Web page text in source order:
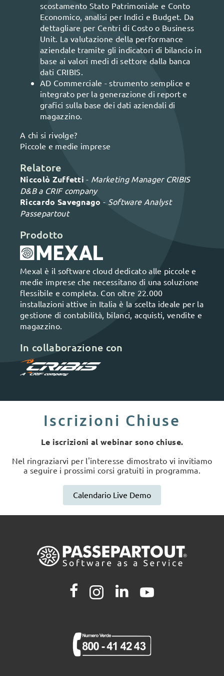
scostamento Stato Patrimoniale e Conto
Economico, analisi per Indici e Budget. Da
dettagliare per Centri di Costo o Business
Unit. La valutazione della performance
aziendale tramite gli indicatori di bilancio in
base ai valori medi di settore dalla banca
dati CRIBIS.
AD Commerciale - strumento semplice e
integrato per la generazione di report e
grafici sulla base dei dati aziendali di
magazzino.
A chi si rivolge?
Piccole e medie imprese
Relatore
Niccolò Zuffetti - Marketing Manager CRIBIS
D&B a CRIF company
Riccardo Savegnago - Software Analyst
Passepartout
Prodotto
Mexal è il software cloud dedicato alle piccole e
medie imprese che necessitano di una soluzione
flessibile e completa. Con oltre 22.000
installazioni attive in Italia è la scelta ideale per la
gestione di contabilità, bilanci, acquisti, vendite e
magazzino.
In collaborazione con
Iscrizioni Chiuse
Le iscrizioni al webinar sono chiuse.
Nel ringraziarvi per l'interesse dimostrato vi invitiamo
a seguire i prossimi corsi gratuiti in programma.
Calendario Live Demo